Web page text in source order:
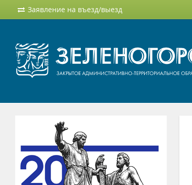
Заявление на въезд/выезд